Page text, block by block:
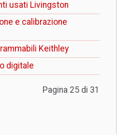
usati Livingston
e calibrazione
Keithley
digitale
Pagina 25 di 31